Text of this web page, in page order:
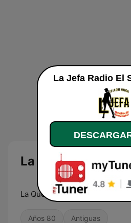
La Jefa Radio El
La Que Maandaaa!
Años 80 Antiguas